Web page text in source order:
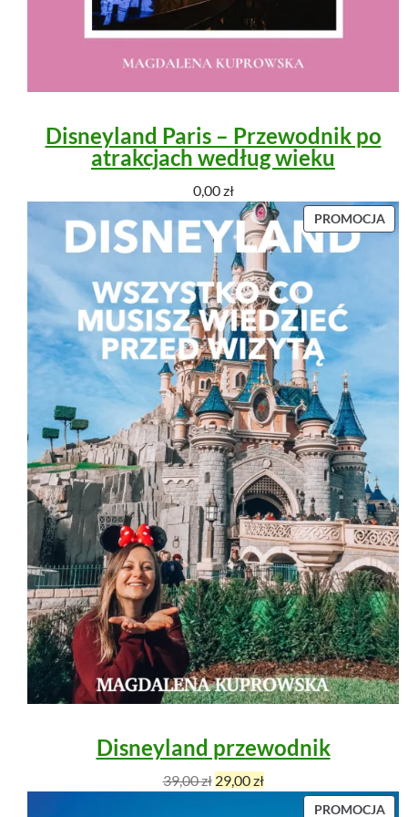
Disneyland Paris – Przewodnik po
atrakcjach według wieku
0,00zł
PROMOCJAP
R
P
C
I
Disneyland przewodnik
39,00zł P
29,00złA
PROMOCJAP